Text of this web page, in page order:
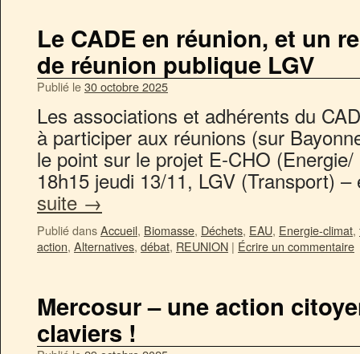
Le CADE en réunion, et un
de réunion publique LGV
Publié le30 octobre 2025
Les associations et adhérents du
à participer aux réunions (sur
le point sur le projet E-CHO
18h15 jeudi 13/11, LGV (Transport)
suite →
Publié dansAccueil, Biomasse, Déchets, EAU, Energie-climat,
action, Alternatives, débat, REUNION | Écrire un commentaire
Mercosur – une action
claviers !